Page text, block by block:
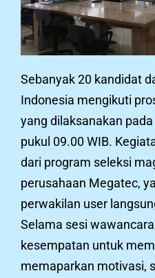
Sebanyak 20 kandidat
Indonesia mengikuti
yang dilaksanakan
pukul 09.00 WIB.
dari program seleksi
perusahaan Megatec,
perwakilan user
Selama sesi
kesempatan untuk
memaparkan motivasi,